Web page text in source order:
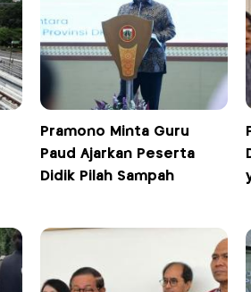
Pramono Minta Guru
Paud Ajarkan Peserta
Didik Pilah Sampah